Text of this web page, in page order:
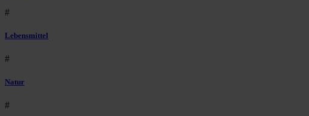
#
Lebensmittel
#
Natur
#